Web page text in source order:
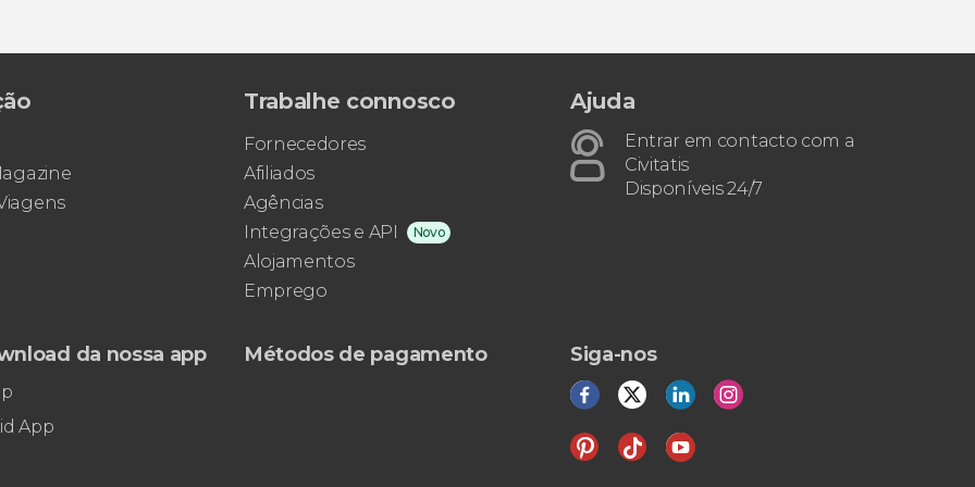
Trabalhe connosco
Fornecedores
Afiliados
Agências
Integrações e API
Novo
Alojamentos
Emprego
Ajuda
Entrar em contacto com a
Civitatis
Disponíveis 24/7
da nossa app
App
Métodos de pagamento Siga-nos